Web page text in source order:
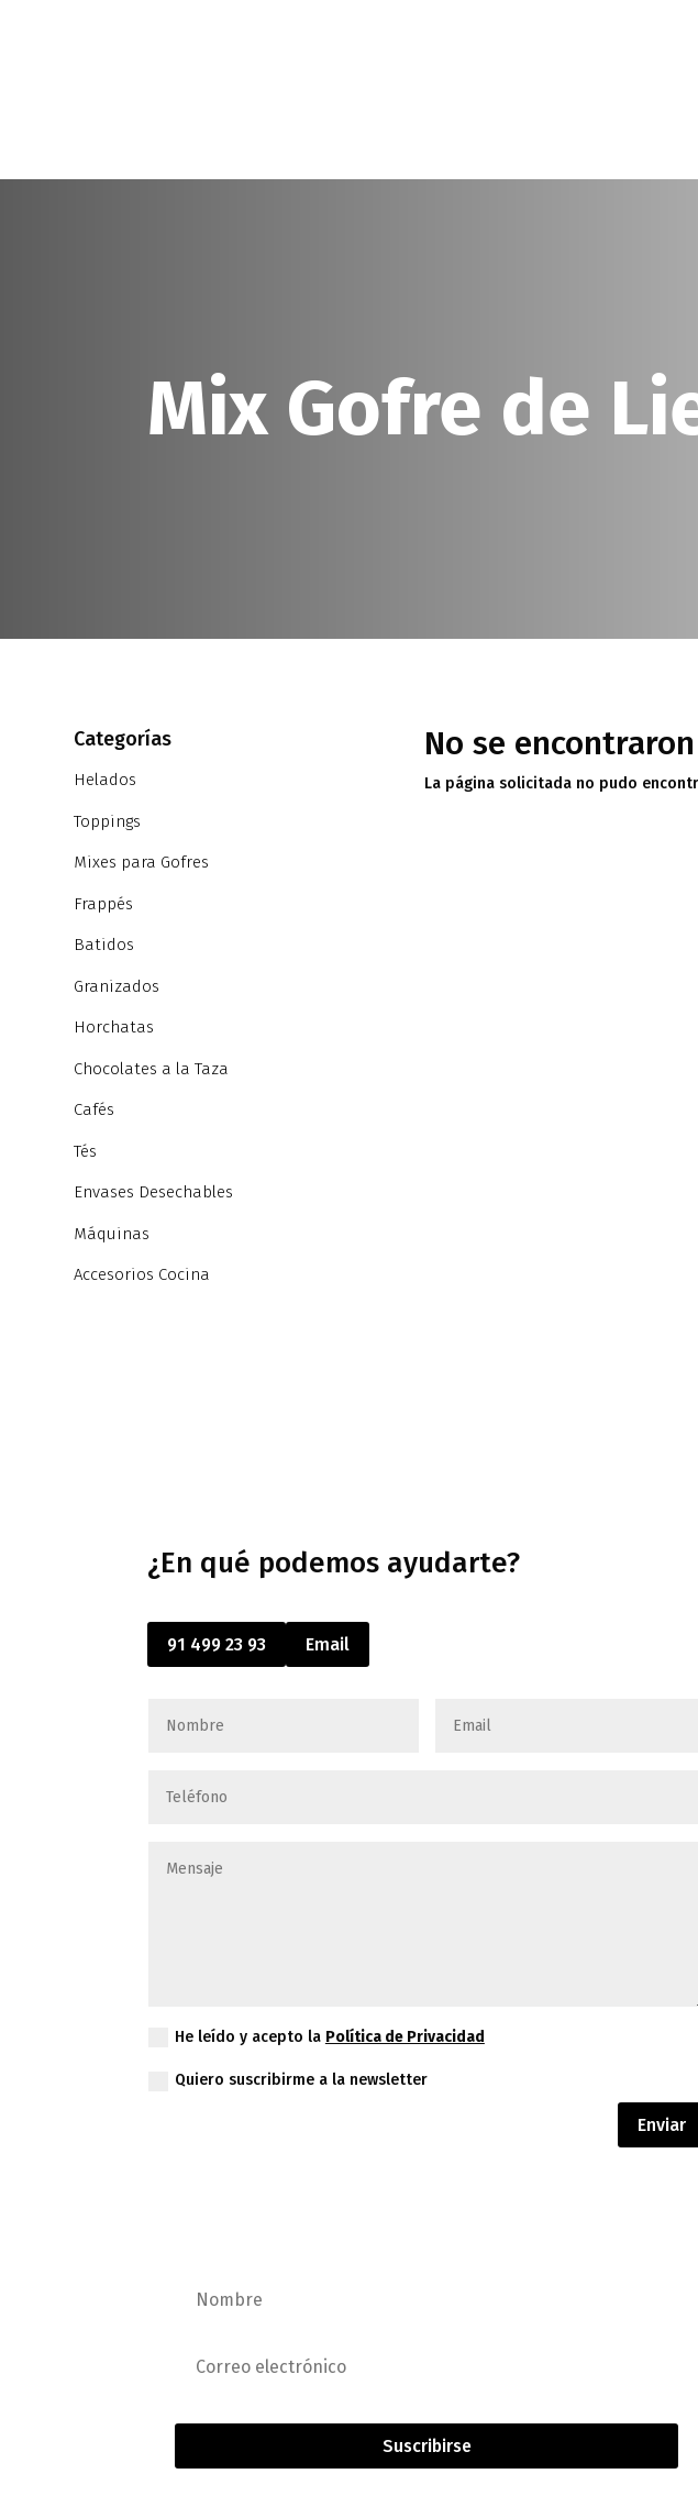
Mix Gofre de
Categorías
Helados
Toppings
Mixes para Gofres
Frappés
Batidos
Granizados
Horchatas
Chocolates a la Taza
Cafés
Tés
Envases Desechables
Máquinas
Accesorios Cocina
No se
La página solicitada no pudo
¿En qué podemos ayudarte?
91 499 23 93 Email
He leído y acepto la Política de Privacidad
Quiero suscribirme a la newsletter
Enviar
Suscribirse